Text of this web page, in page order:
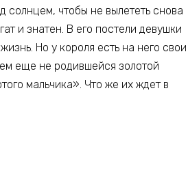
солнцем, чтобы не вылететь снова
и знатен. В его постели девушки
Но у короля есть на него свои
еще не родившейся золотой
мальчика». Что же их ждет в